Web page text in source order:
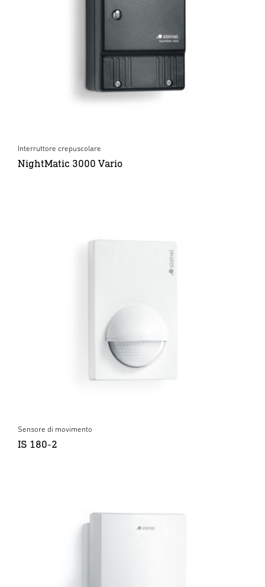
Interruttore crepuscolare
NightMatic 3000 Vario
Sensore di movimento
IS 180-2